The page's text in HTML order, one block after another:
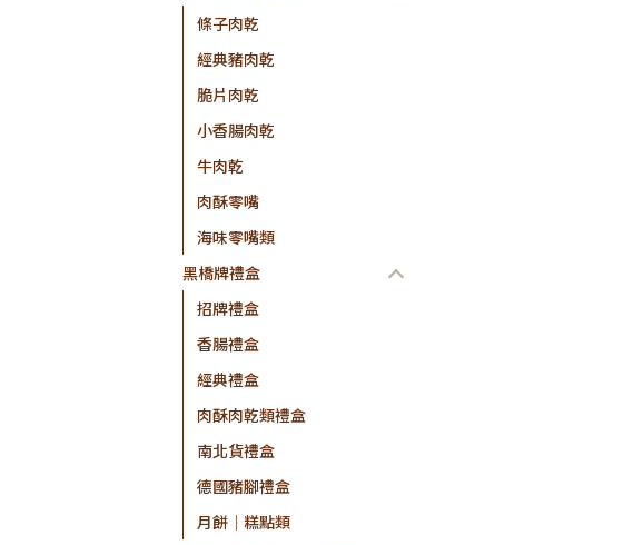
條子肉乾
經典豬肉乾
脆片肉乾
小香腸肉乾
牛肉乾
肉酥零嘴
海味零嘴類
黑橋牌禮盒
招牌禮盒
香腸禮盒
經典禮盒
肉酥肉乾類禮盒
南北貨禮盒
德國豬腳禮盒
月餅│糕點類